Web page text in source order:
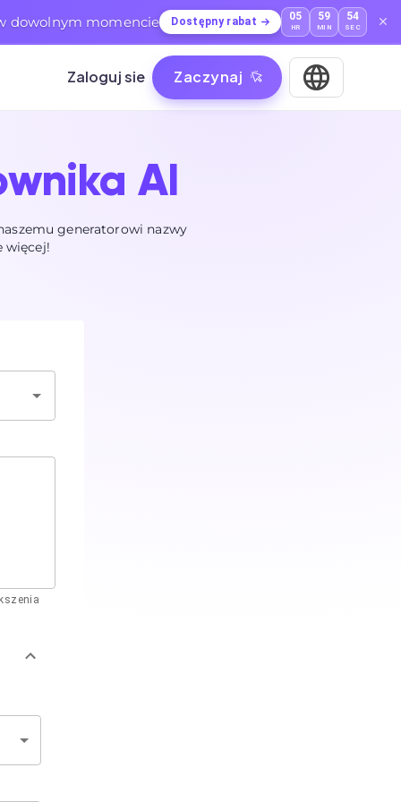
dowolnym momencie Dostępny rabat 05
HR
59
MIN
52
SEC
Zaloguj sie Zaczynaj
AI
generatorowi nazwy
więcej!